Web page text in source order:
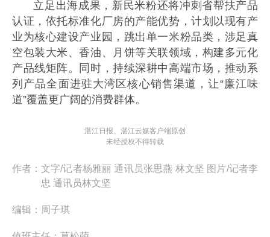
立足出海成果，新民米粉还将冲刺省帮扶产品
认证，依托标准化厂房的产能优势，计划以现有产
业为核心建设产业园，跳出单一米粉品类，涉足真
空包装大米、香油、月饼等关联领域，构建多元化
产品线矩阵。同时，持续深耕中高端市场，推动系
列产品全面进驻大湾区核心销售渠道，让“廉江味
道”覆盖更广阔的消费群体。
湛江日报、湛江云媒客户端原创
未经授权不得转载
作者： 文字/记者杨雅丽 通讯员张思燕 林文坚 图片/记者李
忠 通讯员林文坚
编辑： 周子琪